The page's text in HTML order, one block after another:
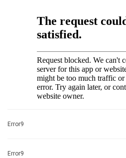
Error9
Error9